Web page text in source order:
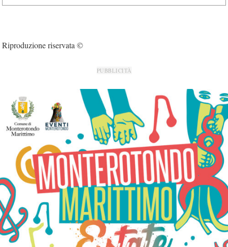
Riproduzione riservata ©
PUBBLICITÀ